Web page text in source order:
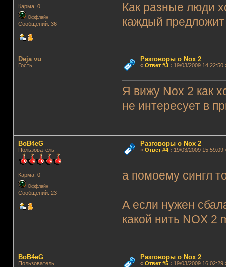
Карма: 0
Оффлайн
Сообщений: 36
Как разные люди
каждый
Deja vu
Гость
Разговоры о Nox 2
« Ответ #3: 19/03/2009 14:22:50
Я вижу Nox 2 как
не интересует в
BoB4eG
Пользователь
Карма: 0
Оффлайн
Сообщений: 23
Разговоры о Nox 2
« Ответ #4: 19/03/2009 15:59:09
а помоему сингл
А если нужен
какой нить NOX 2
BoB4eG
Пользователь
Разговоры о Nox 2
« Ответ #5: 19/03/2009 16:02:29